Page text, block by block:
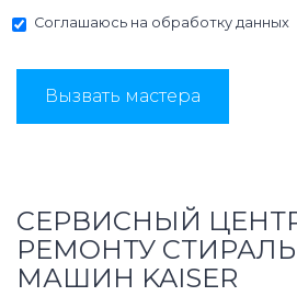
Соглашаюсь на обработку данных
Вызвать мастера
СЕРВИСНЫЙ
РЕМОНТУ
МАШИН KAISER